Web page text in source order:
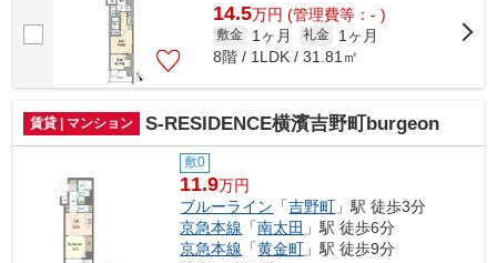
14.5万円 (管理費等：- )
敷金 1ヶ月 礼金
1ヶ月
8階 / 1LDK / 31.81㎡
賃貸 | マンション S-RESIDENCE横濱吉野町burgeon
敷0
11.9万円
ブルーライン 「吉野町 」駅 徒歩3分
京急本線 「南太田 」駅 徒歩6分
京急本線 「黄金町 」駅 徒歩9分